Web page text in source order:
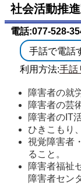
社会活動推
電話:077-528-
手話で電話
利用方法:手話
障害者の就
障害者の芸
障害者のIT
ひきこもり
視覚障害者
ること。
障害者福祉
障害者セン